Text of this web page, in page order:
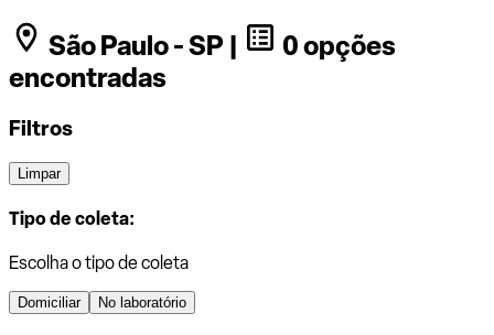
São Paulo - SP |
0 opções
encontradas
Filtros
Limpar
Tipo de coleta:
Escolha o tipo de coleta
Domiciliar No laboratório